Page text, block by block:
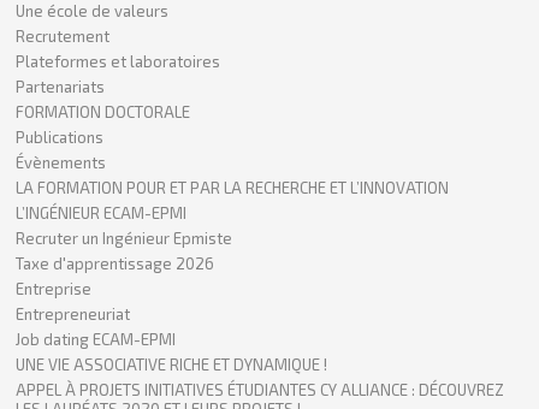
Une école de valeurs
Recrutement
Plateformes et laboratoires
Partenariats
FORMATION DOCTORALE
Publications
Évènements
LA FORMATION POUR ET PAR LA RECHERCHE ET L’INNOVATION
L’INGÉNIEUR ECAM-EPMI
Recruter un Ingénieur Epmiste
Taxe d'apprentissage 2026
Entreprise
Entrepreneuriat
Job dating ECAM-EPMI
UNE VIE ASSOCIATIVE RICHE ET DYNAMIQUE !
APPEL À PROJETS INITIATIVES ÉTUDIANTES CY ALLIANCE : DÉCOUVREZ